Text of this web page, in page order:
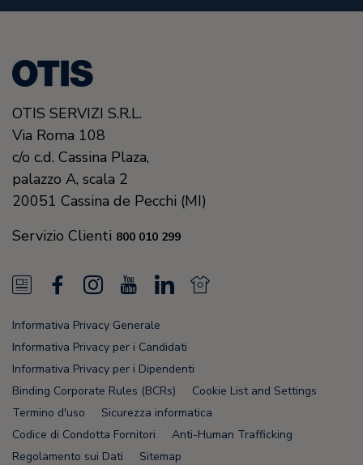
OTIS SERVIZI S.R.L.
Via Roma 108
c/o c.d. Cassina Plaza,
palazzo A, scala 2
20051 Cassina de Pecchi (MI)
Servizio Clienti 800 010 299
N
e
w
s
F
e
a
c
e
b
o
I
s
t
a
g
u
T
u
b
L
n
k
e
d
N
F
e
Informativa Privacy Generale
Informativa Privacy per i Candidati
Informativa Privacy per i Dipendenti
Binding Corporate Rules (BCRs)
Cookie List and Settings
Termino d'uso
Sicurezza informatica
Codice di Condotta Fornitori
Anti-Human Trafficking
Regolamento sui Dati
Sitemap